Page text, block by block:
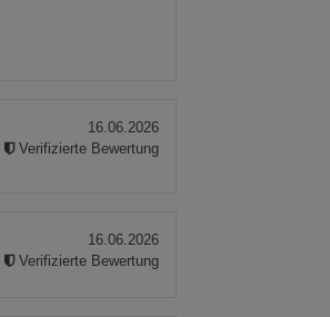
16.06.2026
Verifizierte Bewertung
16.06.2026
Verifizierte Bewertung